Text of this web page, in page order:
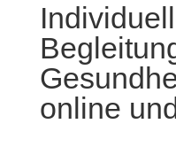
online